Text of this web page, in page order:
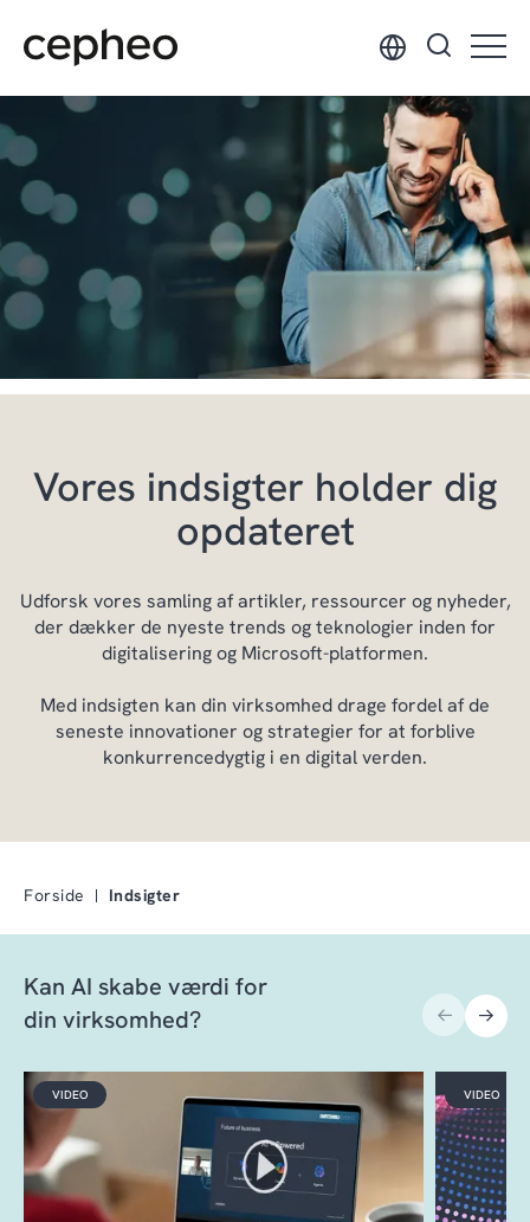
hovedindhold
Vores indsigter holder dig
opdateret
Udforsk vores samling af artikler, ressourcer og nyheder,
der dækker de nyeste trends og teknologier inden for
digitalisering og Microsoft-platformen.
Med indsigten kan din virksomhed drage fordel af de
seneste innovationer og strategier for at forblive
konkurrencedygtig i en digital verden.
Forside Indsigter
Kan AI skabe værdi for
din virksomhed?
VIDEO VIDEO